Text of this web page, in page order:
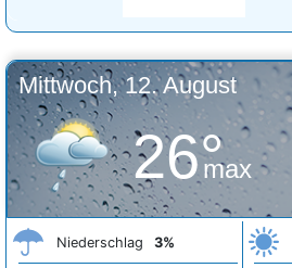
Mittwoch, 12. August
26°
max
Niederschlag 3%